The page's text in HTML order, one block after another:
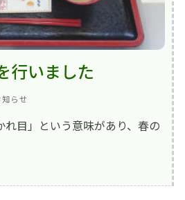
ョン病棟
行いました
知らせ
目」という意味があり、春の